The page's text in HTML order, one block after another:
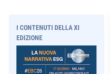
I CONTENUTI DELLA XI
EDIZIONE